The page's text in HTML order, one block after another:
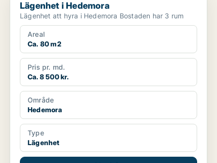
Lägenhet i Hedemora
Lägenhet att hyra i Hedemora Bostaden har 3 rum
Areal
Ca. 80 m2
Pris pr. md.
Ca. 8 500 kr.
Område
Hedemora
Type
Lägenhet